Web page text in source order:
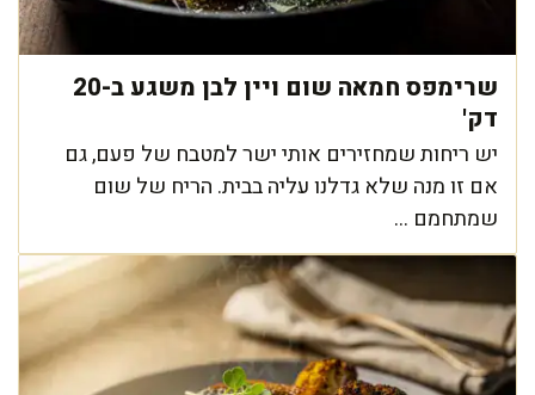
שרימפס חמאה שום ויין לבן משגע ב-20
דק'
יש ריחות שמחזירים אותי ישר למטבח של פעם, גם
אם זו מנה שלא גדלנו עליה בבית. הריח של שום
שמתחמם ...